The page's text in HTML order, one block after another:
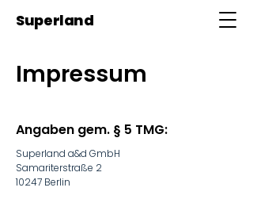
Superland
Impressum
Angaben gem. § 5 TMG:
Superland a&d GmbH
Samariterstraße 2
10247 Berlin